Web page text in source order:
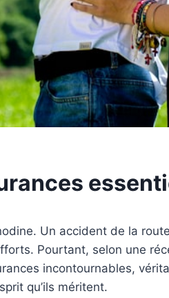
Un accident de la
Pourtant, selon une
incontournables,
qu’ils méritent.